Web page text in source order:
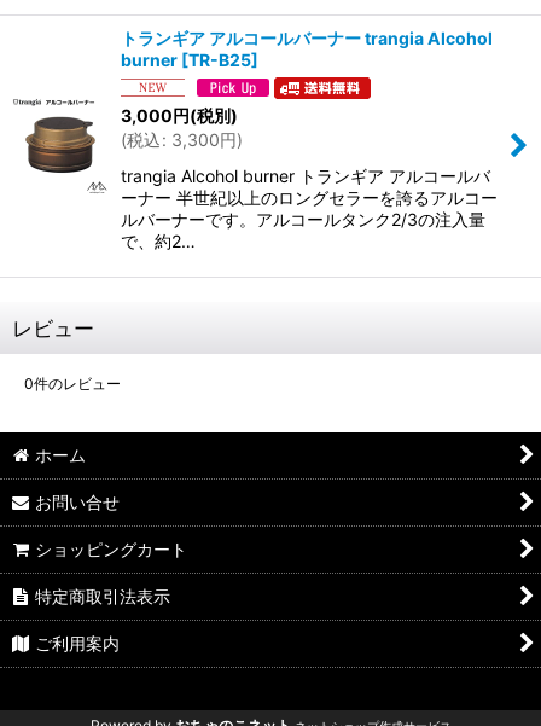
トランギア アルコールバーナー trangia Alcohol
burner [TR-B25]
3,000円(税別)
(税込: 3,300円)
trangia Alcohol burner トランギア アルコールバ
ーナー 半世紀以上のロングセラーを誇るアルコー
ルバーナーです。アルコールタンク2/3の注入量
で、約2…
レビュー
0件のレビュー
ホーム
お問い合せ
ショッピングカート
特定商取引法表示
ご利用案内